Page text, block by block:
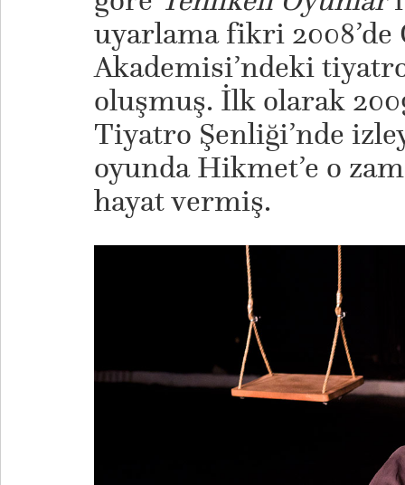
uyarlama fikri 2008’de
Akademisi’ndeki
oluşmuş. İlk olarak
Tiyatro Şenliği’nde
oyunda Hikmet’e o
hayat vermiş.